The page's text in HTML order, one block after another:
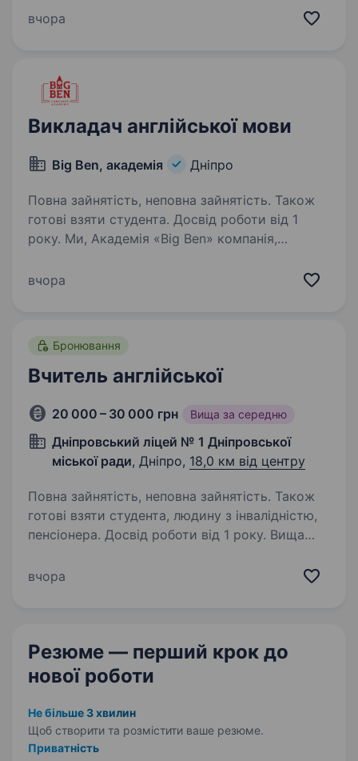
філології Глибокі знання англійської мови
вчора
Викладач англійської мови
Big Ben, академія Дніпро
Повна зайнятість, неповна зайнятість. Також
готові взяти студента. Досвід роботи від 1
року. Ми, Академія «Big Ben» компанія,
іміджем у Дніпрі команда професіоналів з 21-
вчора
Бронювання
Вчитель англійської
20 000 – 30 000 грн Вища за середню
Дніпровський ліцей № 1 Дніпровської
міської ради, Дніпро, 18,0 км від центру
Повна зайнятість, неповна зайнятість. Також
готові взяти студента, людину з інвалідністю,
пенсіонера. Досвід роботи від 1 року. Вища
володіння сучасними методами роботи,
зайнятість з 8.00…
вчора
Резюме — перший крок до
нової роботи
Не більше 3 хвилин
Щоб створити та розмістити ваше резюме.
Приватність